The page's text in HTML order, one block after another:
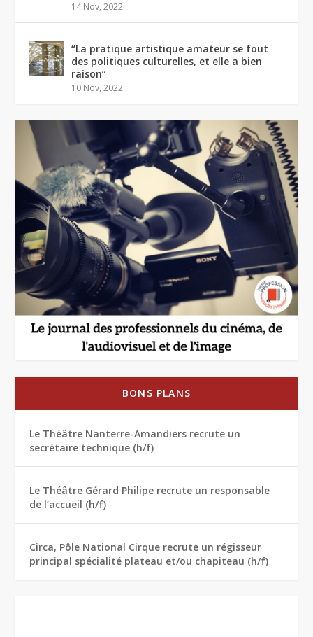
14 Nov, 2022
“La pratique artistique amateur se fout
des politiques culturelles, et elle a bien
raison”
10 Nov, 2022
BONS PLANS
Le Théâtre Nanterre-Amandiers recrute un
secrétaire technique (h/f)
Le Théâtre Gérard Philipe recrute un responsable
de l’accueil (h/f)
Circa, Pôle National Cirque recrute un régisseur
principal spécialité plateau et/ou chapiteau (h/f)